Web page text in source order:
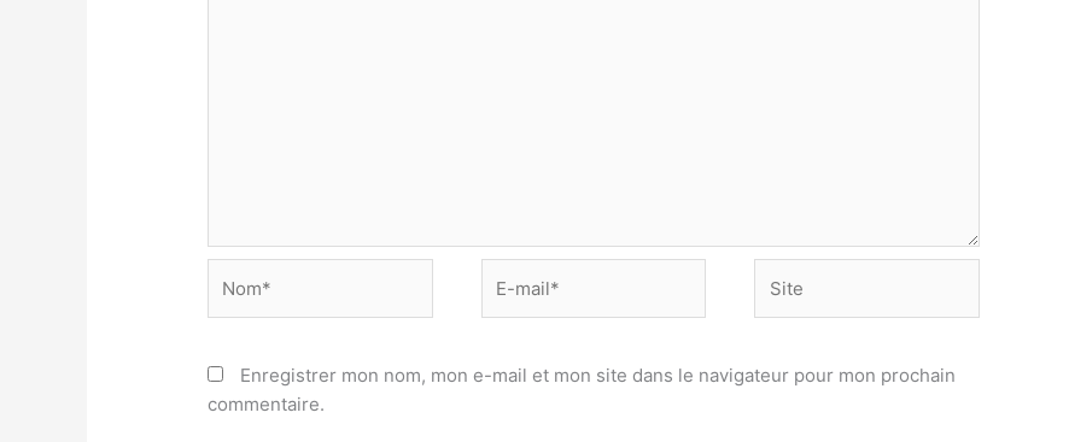
mail*
Enregistrer mon nom, mon e-mail et mon site dans le navigateur pour mon prochain
commentaire.